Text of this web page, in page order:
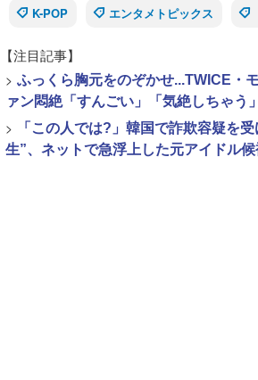
K-POP エンタメトピックス
【注目記事】
> ふっくら胸元をのぞかせ...TWICE・
ァン悶絶「すんごい」「気絶しちゃう」
>
「この人では?」韓国で詐欺容疑を
生”、ネットで急浮上した元アイドル